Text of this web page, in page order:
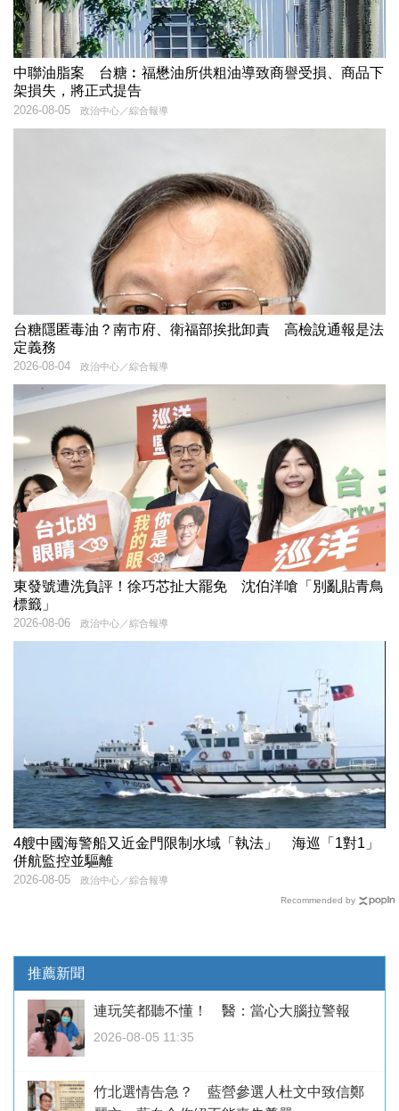
中聯油脂案 台糖︰福懋油所供粗油導致商譽受損、商品下
架損失，將正式提告
政治中心／綜合報導
2026-08-05
台糖隱匿毒油？南市府、衛福部挨批卸責 高檢說通報是法
定義務
政治中心／綜合報導
2026-08-04
東發號遭洗負評！徐巧芯扯大罷免 沈伯洋嗆「別亂貼青鳥
標籤」
政治中心／綜合報導
2026-08-06
4艘中國海警船又近金門限制水域「執法」 海巡「1對1」
併航監控並驅離
政治中心／綜合報導
2026-08-05
Recommended by
推薦新聞
連玩笑都聽不懂！ 醫：當心大腦拉警報
2026-08-05 11:35
竹北選情告急？ 藍營參選人杜文中致信鄭